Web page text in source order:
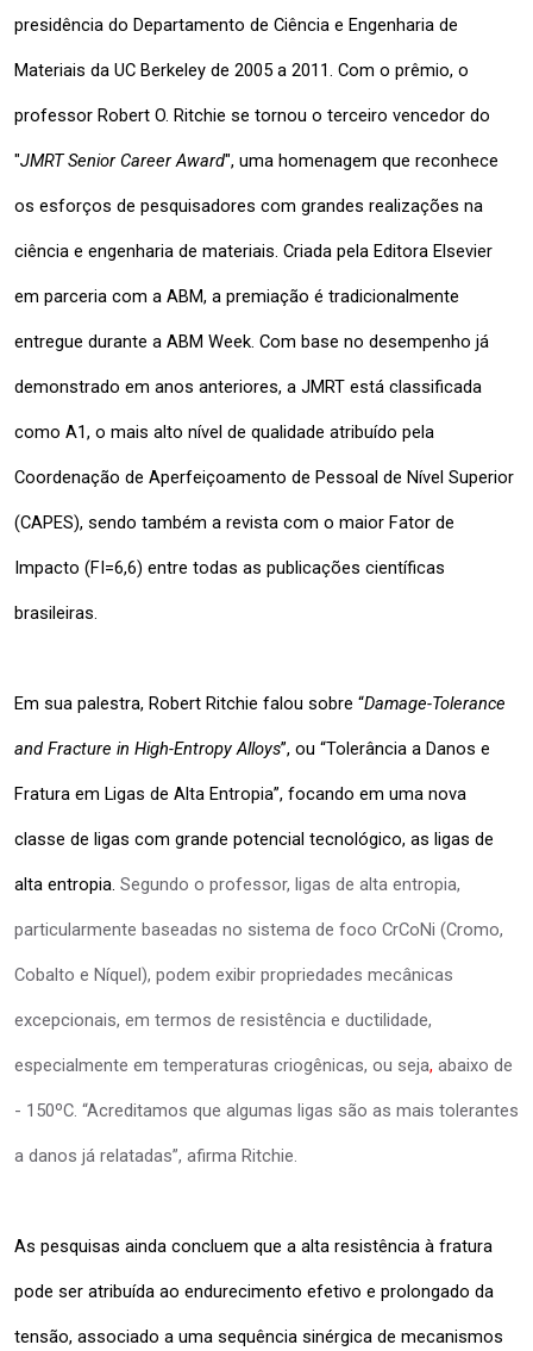
presidência do Departamento de Ciência e Engenharia de
Materiais da UC Berkeley de 2005 a 2011. Com o prêmio, o
professor Robert O. Ritchie se tornou o terceiro vencedor do
"JMRT Senior Career Award", uma homenagem que reconhece
os esforços de pesquisadores com grandes realizações na
ciência e engenharia de materiais. Criada pela Editora Elsevier
em parceria com a ABM, a premiação é tradicionalmente
entregue durante a ABM Week. Com base no desempenho já
demonstrado em anos anteriores, a JMRT está classificada
como A1, o mais alto nível de qualidade atribuído pela
Coordenação de Aperfeiçoamento de Pessoal de Nível Superior
(CAPES), sendo também a revista com o maior Fator de
Impacto (FI=6,6) entre todas as publicações científicas
brasileiras.
Em sua palestra, Robert Ritchie falou sobre “Damage-Tolerance
and Fracture in High-Entropy Alloys”, ou “Tolerância a Danos e
Fratura em Ligas de Alta Entropia”, focando em uma nova
classe de ligas com grande potencial tecnológico, as ligas de
alta entropia. Segundo o professor, ligas de alta entropia,
particularmente baseadas no sistema de foco CrCoNi (Cromo,
Cobalto e Níquel), podem exibir propriedades mecânicas
excepcionais, em termos de resistência e ductilidade,
especialmente em temperaturas criogênicas, ou seja, abaixo de
- 150ºC. “Acreditamos que algumas ligas são as mais tolerantes
a danos já relatadas”, afirma Ritchie.
As pesquisas ainda concluem que a alta resistência à fratura
pode ser atribuída ao endurecimento efetivo e prolongado da
tensão, associado a uma sequência sinérgica de mecanismos